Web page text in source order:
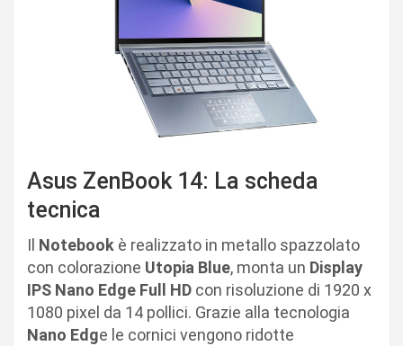
Asus ZenBook 14: La scheda
tecnica
Il Notebook è realizzato in metallo spazzolato
con colorazione Utopia Blue, monta un Display
IPS Nano Edge Full HD con risoluzione di 1920 x
1080 pixel da 14 pollici. Grazie alla tecnologia
Nano Edge le cornici vengono ridotte